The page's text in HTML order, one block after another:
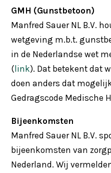
GMH (Gunstbetoon)
Manfred Sauer NL B.V.
wetgeving m.b.t.
in de Nederlandse wet
(link). Dat betekent dat
doen anders dat
Gedragscode Medische
Bijeenkomsten
Manfred Sauer NL B.V.
bijeenkomsten van
Nederland. Wij